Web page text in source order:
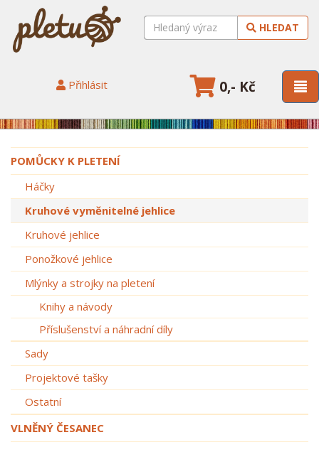
HLEDAT
Přihlásit 0,- Kč
POMŮCKY K PLETENÍ
Háčky
Kruhové vyměnitelné jehlice
Kruhové jehlice
Ponožkové jehlice
Mlýnky a strojky na pletení
Knihy a návody
Příslušenství a náhradní díly
Sady
Projektové tašky
Ostatní
VLNĚNÝ ČESANEC